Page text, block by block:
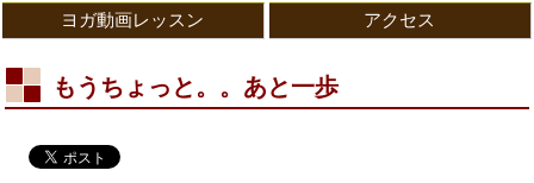
ヨガ動画レッスン アクセス
もうちょっと。。あと一歩